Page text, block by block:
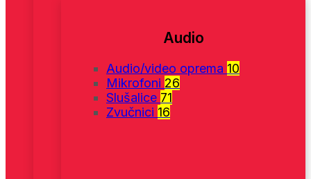
Audio
Audio/video oprema 10
Mikrofoni 26
Slušalice 71
Zvučnici 16